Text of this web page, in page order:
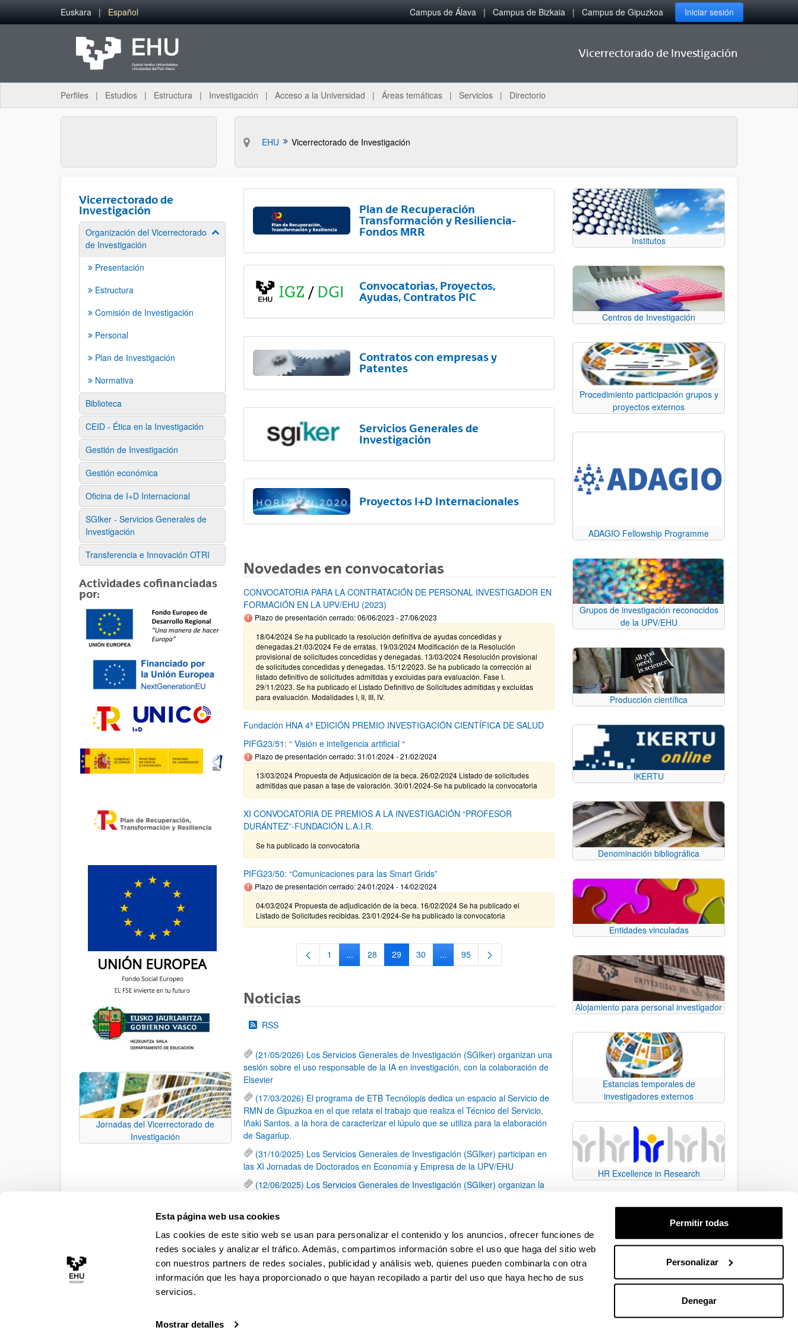
Esta página web usa cookies
Las cookies de este sitio web se usan para personalizar el contenido y los anuncios, ofrecer funciones de
redes sociales y analizar el tráfico. Además, compartimos información sobre el uso que haga del sitio web
con nuestros partners de redes sociales, publicidad y análisis web, quienes pueden combinarla con otra
información que les haya proporcionado o que hayan recopilado a partir del uso que haya hecho de sus
servicios.
Mostrar detalles
Permitir todas
Personalizar
Denegar
Saltar al contenido principal
Euskara Español Campus de Álava Campus de Bizkaia Campus de Gipuzkoa Iniciar sesión
Vicerrectorado de Investigación
Perfiles Estudios Estructura Investigación Acceso a la Universidad Áreas temáticas Servicios Directorio
EHU Vicerrectorado de Investigación
Vicerrectorado de
Investigación
Organización del Vicerrectorado
de Investigación
Mostrar/ocultar subpáginas
Presentación
Estructura
Comisión de Investigación
Personal
Plan de Investigación
Normativa
Biblioteca
CEID - Ética en la Investigación
Gestión de Investigación
Gestión económica
Oficina de I+D Internacional
SGIker - Servicios Generales de
Investigación
Transferencia e Innovación OTRI
Actividades cofinanciadas
por:
Jornadas del Vicerrectorado de
Investigación
Plan de Recuperación
Transformación y Resiliencia-
Fondos MRR
Convocatorias, Proyectos,
Ayudas, Contratos PIC
Contratos con empresas y
Patentes
Servicios Generales de
Investigación
Proyectos I+D Internacionales
Novedades en convocatorias
CONVOCATORIA PARA LA CONTRATACIÓN DE PERSONAL INVESTIGADOR EN
FORMACIÓN EN LA UPV/EHU (2023)
Plazo de presentación cerrado: 06/06/2023 - 27/06/2023
18/04/2024 Se ha publicado la resolución definitiva de ayudas concedidas y
denegadas.21/03/2024 Fe de erratas. 19/03/2024 Modificación de la Resolución
provisional de solicitudes concedidas y denegadas. 13/03/2024 Resolución provisional
de solicitudes concedidas y denegadas. 15/12/2023. Se ha publicado la corrección al
listado definitivo de solicitudes admitidas y excluidas para evaluación. Fase I.
29/11/2023. Se ha publicado el Listado Definitivo de Solicitudes admitidas y excluídas
para evaluación. Modalidades I, II, III, IV.
Fundación HNA 4ª EDICIÓN PREMIO INVESTIGACIÓN CIENTÍFICA DE SALUD
PIFG23/51: “ Visión e inteligencia artificial “
Plazo de presentación cerrado: 31/01/2024 - 21/02/2024
13/03/2024 Propuesta de Adjusicación de la beca. 26/02/2024 Listado de solicitudes
admitidas que pasan a fase de valoración. 30/01/2024-Se ha publicado la convocatoria
XI CONVOCATORIA DE PREMIOS A LA INVESTIGACIÓN “PROFESOR
DURÁNTEZ”-FUNDACIÓN L.A.I.R.
Se ha publicado la convocatoria
PIFG23/50: “Comunicaciones para las Smart Grids”
Plazo de presentación cerrado: 24/01/2024 - 14/02/2024
04/03/2024 Propuesta de adjudicación de la beca. 16/02/2024 Se ha publicado el
Listado de Solicitudes recibidas. 23/01/2024-Se ha publicado la convocatoria
Página
1 ...Páginas intermedias Use TAB para desplazarse.
Página
28 Página
29 Página
30 ...Páginas intermedias Use TAB para desplazarse.
Página
95
Noticias
RSS
(21/05/2026) Los Servicios Generales de Investigación (SGIker) organizan una
sesión sobre el uso responsable de la IA en investigación, con la colaboración de
Elsevier
(17/03/2026) El programa de ETB Tecnólopis dedica un espacio al Servicio de
RMN de Gipuzkoa en el que relata el trabajo que realiza el Técnico del Servicio,
Iñaki Santos, a la hora de caracterizar el lúpulo que se utiliza para la elaboración
de Sagarlup.
(31/10/2025) Los Servicios Generales de Investigación (SGIker) participan en
las XI Jornadas de Doctorados en Economía y Empresa de la UPV/EHU
(12/06/2025) Los Servicios Generales de Investigación (SGIker) organizan la
una caracterización química de dos variedades de lúpulo silvestre
Página
1 Página
2 Página
3 ...
Páginas intermedias Use TAB para desplazarse.
Página
79
Institutos
Centros de Investigación
Procedimiento participación grupos y
proyectos externos
ADAGIO Fellowship Programme
Grupos de investigación reconocidos
de la UPV/EHU
Producción científica
IKERTU
Denominación bibliográfica
Entidades vinculadas
Alojamiento para personal investigador
Estancias temporales de
investigadores externos
HR Excellence in Research